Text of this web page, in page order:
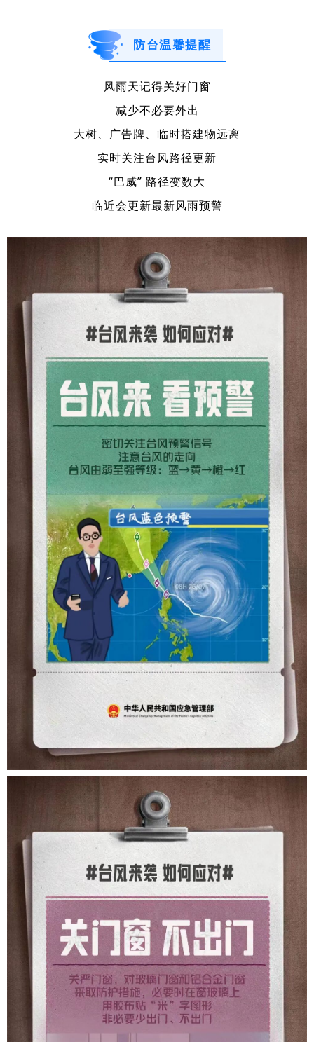
防台温馨提醒
风雨天记得关好门窗
减少不必要外出
大树、广告牌、临时搭建物远离
实时关注台风路径更新
“巴威” 路径变数大
临近会更新最新风雨预警